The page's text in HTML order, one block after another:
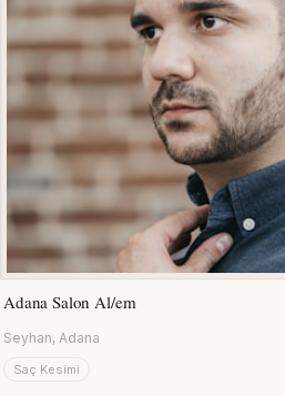
Adana Salon Al/em
Seyhan, Adana
Saç Kesimi